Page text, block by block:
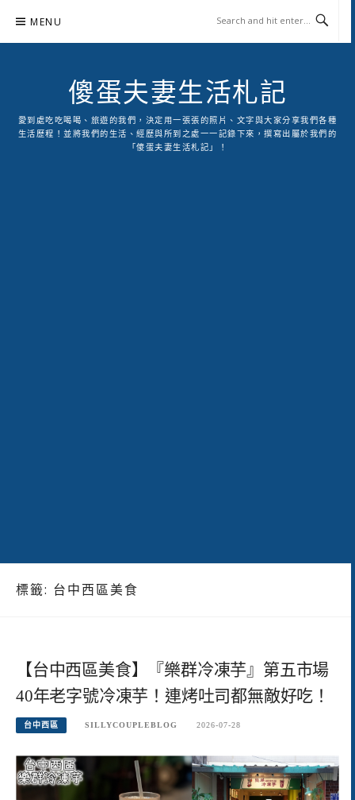
content
MENU
傻蛋夫妻生活札記
愛到處吃吃喝喝、旅遊的我們，決定用一張張的照片、文字與大家分享我們各種
生活歷程！並將我們的生活、經歷與所到之處一一記錄下來，撰寫出屬於我們的
「傻蛋夫妻生活札記」！
標籤: 台中西區美食
【台中西區美食】『樂群冷凍芋』第五市場
40年老字號冷凍芋！連烤吐司都無敵好吃！
台中西區 SILLYCOUPLEBLOG 2026-07-28